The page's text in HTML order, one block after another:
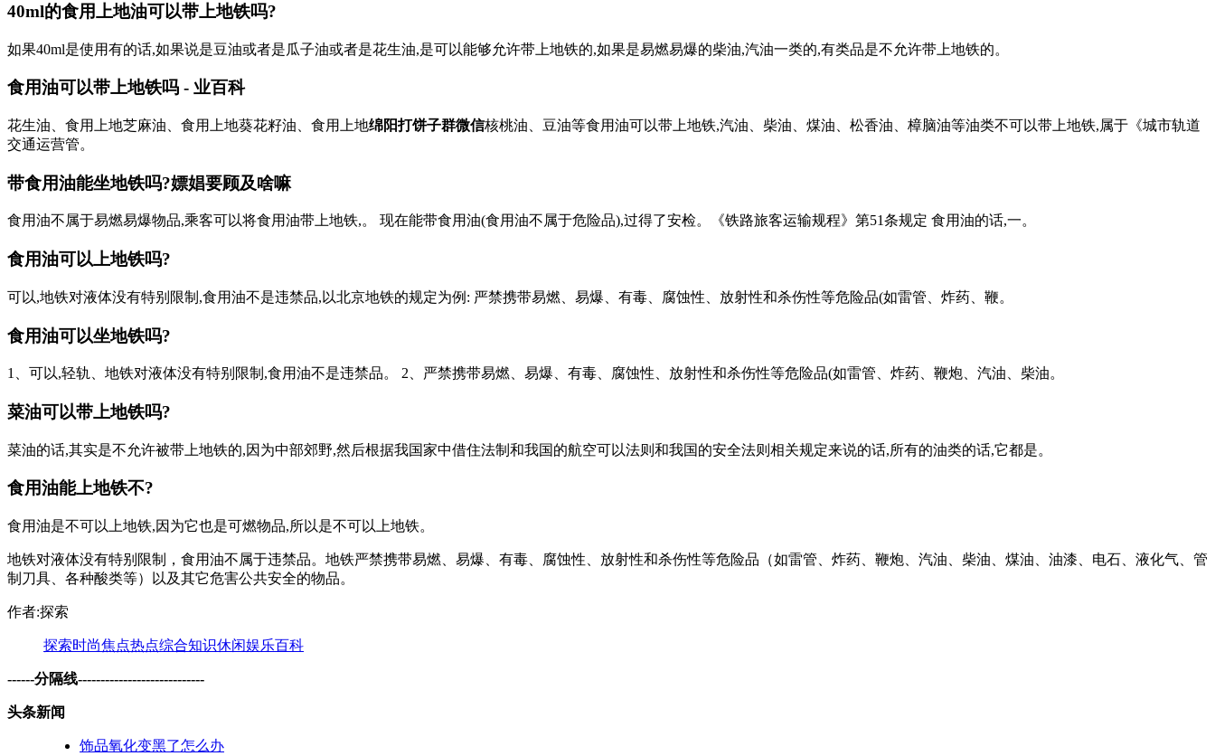
40ml的食用上地油可以带上地铁吗?
如果40ml是使用有的话,如果说是豆油或者是瓜子油或者是花生油,是可以能够允许带上地铁的,如果是易燃易爆的柴油,汽油一类的,有类品是不允许带上地铁的。
食用油可以带上地铁吗 - 业百科
花生油、食用上地芝麻油、食用上地葵花籽油、食用上地绵阳打饼子群微信核桃油、豆油等食用油可以带上地铁,汽油、柴油、煤油、松香油、樟脑油等油类不可以带上地铁,属于《城市轨道
交通运营管。
带食用油能坐地铁吗?嫖娼要顾及啥嘛
食用油不属于易燃易爆物品,乘客可以将食用油带上地铁,。 现在能带食用油(食用油不属于危险品),过得了安检。《铁路旅客运输规程》第51条规定 食用油的话,一。
食用油可以上地铁吗?
可以,地铁对液体没有特别限制,食用油不是违禁品,以北京地铁的规定为例: 严禁携带易燃、易爆、有毒、腐蚀性、放射性和杀伤性等危险品(如雷管、炸药、鞭。
食用油可以坐地铁吗?
1、可以,轻轨、地铁对液体没有特别限制,食用油不是违禁品。 2、严禁携带易燃、易爆、有毒、腐蚀性、放射性和杀伤性等危险品(如雷管、炸药、鞭炮、汽油、柴油。
菜油可以带上地铁吗?
菜油的话,其实是不允许被带上地铁的,因为中部郊野,然后根据我国家中借住法制和我国的航空可以法则和我国的安全法则相关规定来说的话,所有的油类的话,它都是。
食用油能上地铁不?
食用油是不可以上地铁,因为它也是可燃物品,所以是不可以上地铁。
地铁对液体没有特别限制，食用油不属于违禁品。地铁严禁携带易燃、易爆、有毒、腐蚀性、放射性和杀伤性等危险品（如雷管、炸药、鞭炮、汽油、柴油、煤油、油漆、电石、液化气、管
制刀具、各种酸类等）以及其它危害公共安全的物品。
作者:探索
探索时尚焦点热点综合知识休闲娱乐百科
------分隔线----------------------------
头条新闻
饰品氧化变黑了怎么办